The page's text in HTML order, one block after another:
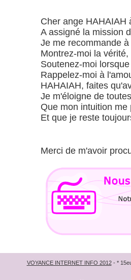
Cher ange HAHAIAH
A assigné la mission
Je me recommande
Montrez-moi la vérité,
Soutenez-moi
Rappelez-moi à
HAHAIAH, faites
Je m'éloigne de
Que mon intuition
Et que je reste
Merci de m'avoir
VOYANCE INTERNET INFO 2012- *